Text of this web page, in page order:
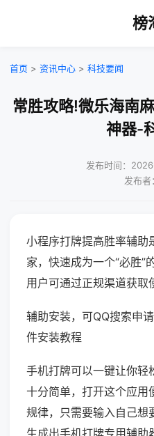
榜
首页 > 资讯中心 > 科技要闻
常胜攻略!微乐海南
神器-
发布时间：
发布者
小程序打牌提高胜率辅助
家，快速成为一个“必胜”
用户可通过正规渠道获取
辅助安装，可QQ搜索申
件安装教程
手机打牌可以一键让你轻
十分简单，打开这个应用
规律，只需要输入自己想
生成出手机打牌专用辅助